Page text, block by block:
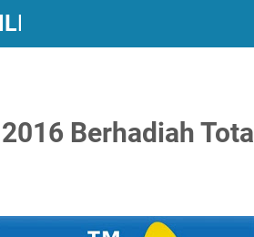
BERHADIAH
Berhadiah Total